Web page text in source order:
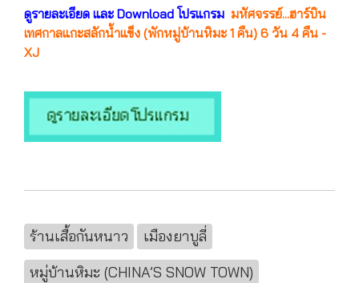
ดูรายละเอียด และ Download โปรแกรม มหัศจรรย์...ฮาร์บิน
เทศกาลแกะสลักน้ำแข็ง (พักหมู่บ้านหิมะ 1 คืน) 6 วัน 4 คืน -
XJ
ร้านเสื้อกันหนาว
เมืองยาบูลี่
หมู่บ้านหิมะ (CHINA’S SNOW TOWN)